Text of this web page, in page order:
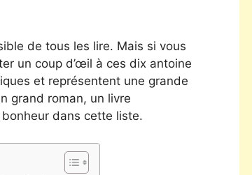
de tous les lire. Mais si vous
un coup d’œil à ces dix antoine
et représentent une grande
grand roman, un livre
dans cette liste.